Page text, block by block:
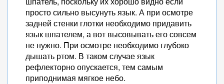
просто сильно высунуть язык. А при осмотре
задней стенки глотки необходимо придавить
язык шпателем, а вот высовывать его совсем
не нужно. При осмотре необходимо глубоко
дышать ртом. В таком случае язык
рефлекторно опускается, тем самым
приподнимая мягкое небо.